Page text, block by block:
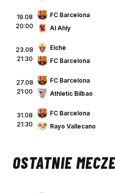
19.08
20:00
FC Barcelona
Al Ahly
23.08
21:30
Elche
FC Barcelona
27.08
21:00
FC Barcelona
Athletic Bilbao
31.08
21:30
FC Barcelona
Rayo Vallecano
OSTATNIE